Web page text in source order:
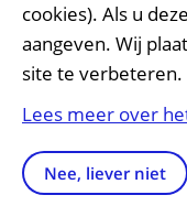
Studenten
leiding van
Eijkelkamp
(Amsterdam
Dunnen
cookies). Als u
aangeven. Wij
site te verbeteren.
Lees meer over
Nee, liever niet